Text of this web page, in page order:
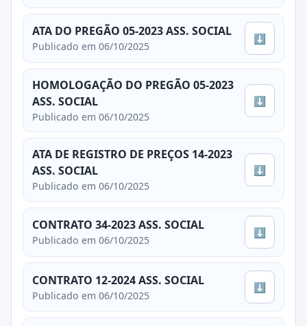
ATA DO PREGÃO 05-2023 ASS. SOCIAL
Publicado em 06/10/2025
⬇
HOMOLOGAÇÃO DO PREGÃO 05-2023
ASS. SOCIAL
Publicado em 06/10/2025
⬇
ATA DE REGISTRO DE PREÇOS 14-2023
ASS. SOCIAL
Publicado em 06/10/2025
⬇
CONTRATO 34-2023 ASS. SOCIAL
Publicado em 06/10/2025
⬇
CONTRATO 12-2024 ASS. SOCIAL
Publicado em 06/10/2025
⬇